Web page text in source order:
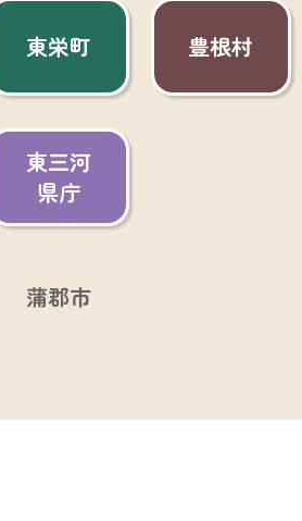
東栄町 豊根村
東三河
県庁
蒲郡市